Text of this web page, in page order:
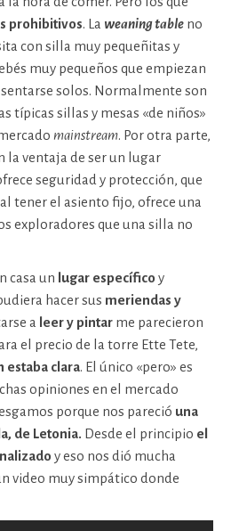
prohibitivos. La weaning table no
con silla muy pequeñitas y
muy pequeños que empiezan
solos. Normalmente son
típicas sillas y mesas «de niños»
mainstream. Por otra parte,
la ventaja de ser un lugar
seguridad y protección, que
tener el asiento fijo, ofrece una
exploradores que una silla no
casa un lugar específico y
hacer sus meriendas y
a leer y pintar me parecieron
el precio de la torre Ette Tete,
estaba clara. El único «pero» es
opiniones en el mercado
porque nos pareció una
de Letonia. Desde el principio el
y eso nos dió mucha
video muy simpático donde